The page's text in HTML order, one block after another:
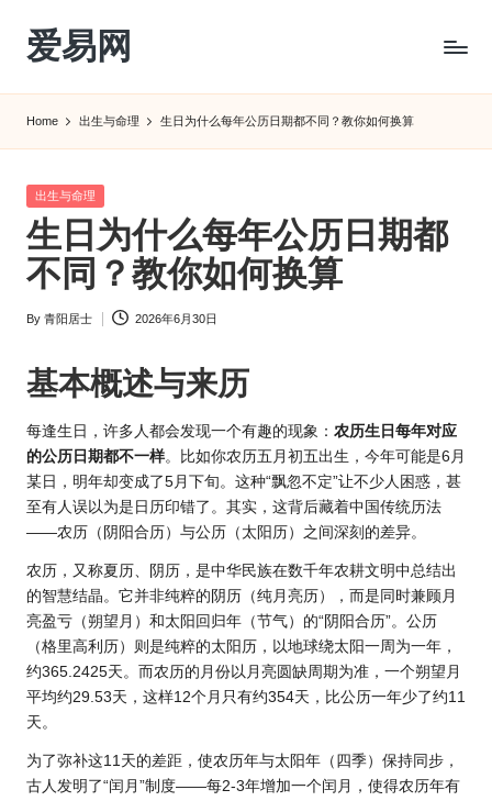
Skip
content
爱易网
转
农
历
阴
历
Home 出生与命理 生日为什么每年公历日期都不同？教你如何换算
Posted
出生与命理
生日为什么每年公历日期都
不同？教你如何换算
Posted
By 青阳居士 2026年6月30日
基本概述与来历
每逢生日，许多人都会发现一个有趣的现象： 农历生日每年对应
的公历日期都不一样。比如你农历五月初五出生，今年可能是6月
某日，明年却变成了5月下旬。这种“飘忽不定”让不少人困惑，甚
至有人误以为是日历印错了。其实，这背后藏着中国传统历法
——农历（阴阳合历）与公历（太阳历）之间深刻的差异。
农历，又称夏历、阴历，是中华民族在数千年农耕文明中总结出
的智慧结晶。它并非纯粹的阴历（纯月亮历），而是同时兼顾月
亮盈亏（朔望月）和太阳回归年（节气）的“阴阳合历”。公历
（格里高利历）则是纯粹的太阳历，以地球绕太阳一周为一年，
约365.2425天。而农历的月份以月亮圆缺周期为准，一个朔望月
平均约29.53天，这样12个月只有约354天，比公历一年少了约11
天。
为了弥补这11天的差距，使农历年与太阳年（四季）保持同步，
古人发明了“闰月”制度——每2-3年增加一个闰月，使得农历年有